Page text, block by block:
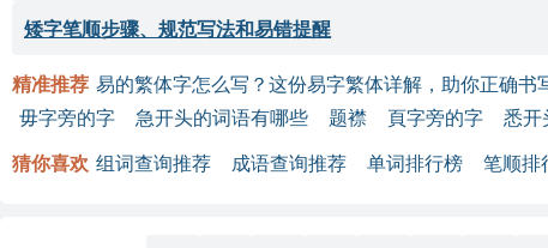
矮字笔顺步骤、规范写法和易错提醒
精准推荐 易的繁体字怎么写？这份易字繁体详解，助你正确书
毋字旁的字
急开头的词语有哪些 题襟 頁字旁的字 悉开
猜你喜欢 组词查询推荐 成语查询推荐 单词排行榜 笔顺排